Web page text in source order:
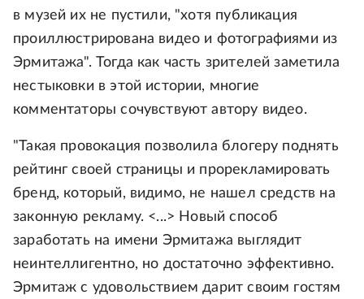
в музей их не пустили, "хотя публикация
проиллюстрирована видео и фотографиями из
Эрмитажа". Тогда как часть зрителей заметила
нестыковки в этой истории, многие
комментаторы сочувствуют автору видео.
"Такая провокация позволила блогеру поднять
рейтинг своей страницы и прорекламировать
бренд, который, видимо, не нашел средств на
законную рекламу. <...> Новый способ
заработать на имени Эрмитажа выглядит
неинтеллигентно, но достаточно эффективно.
Эрмитаж с удовольствием дарит своим гостям